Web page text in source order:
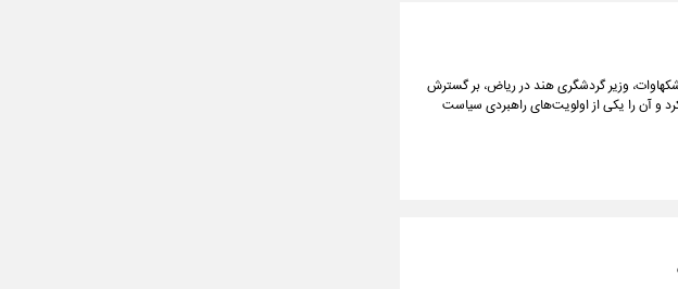
وزیر گردشگری هند در ریاض، بر گسترش
و آن را یکی از اولویت‌های راهبردی سیاست